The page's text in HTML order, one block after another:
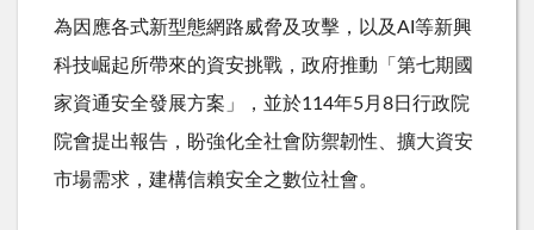
為因應各式新型態網路威脅及攻擊，以及AI等新興
科技崛起所帶來的資安挑戰，政府推動「第七期國
家資通安全發展方案」，並於114年5月8日行政院
院會提出報告，盼強化全社會防禦韌性、擴大資安
市場需求，建構信賴安全之數位社會。